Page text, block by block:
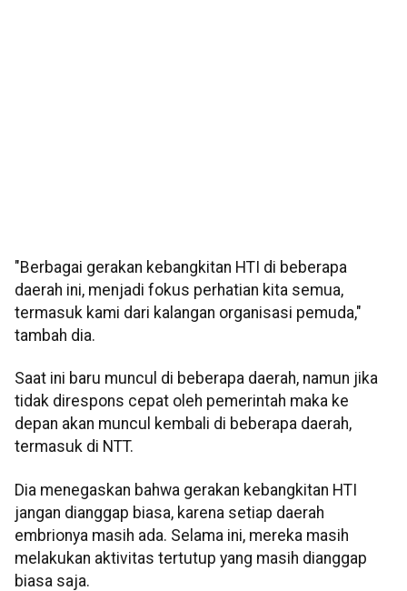
"Berbagai gerakan kebangkitan HTI di beberapa
daerah ini, menjadi fokus perhatian kita semua,
termasuk kami dari kalangan organisasi pemuda,"
tambah dia.
Saat ini baru muncul di beberapa daerah, namun jika
tidak direspons cepat oleh pemerintah maka ke
depan akan muncul kembali di beberapa daerah,
termasuk di NTT.
Dia menegaskan bahwa gerakan kebangkitan HTI
jangan dianggap biasa, karena setiap daerah
embrionya masih ada. Selama ini, mereka masih
melakukan aktivitas tertutup yang masih dianggap
biasa saja.